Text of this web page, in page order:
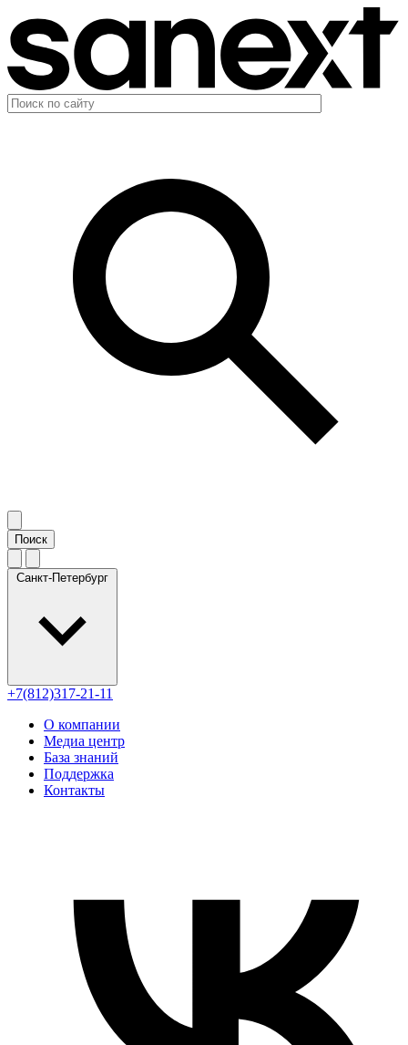
Санкт-Петербург
+7(812)317-21-11
О компании
Медиа центр
База знаний
Поддержка
Контакты